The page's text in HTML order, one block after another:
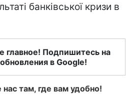
банківської кризи в
главное! Подпишитесь на
в Google!
там, где вам удобно!